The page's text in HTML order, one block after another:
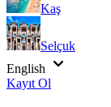
Kaş
Selçuk
English
Kayıt Ol